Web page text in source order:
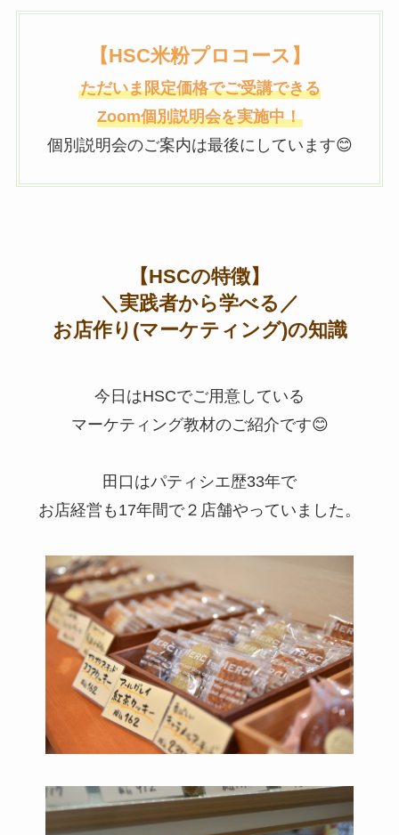
【HSC米粉プロコース】
ただいま限定価格でご受講できる
Zoom個別説明会を実施中！
個別説明会のご案内は最後にしています😊
【HSCの特徴】
＼実践者から学べる／
お店作り(マーケティング)の知識
今日はHSCでご用意している
マーケティング教材のご紹介です😊
田口はパティシエ歴33年で
お店経営も17年間で２店舗やっていました。